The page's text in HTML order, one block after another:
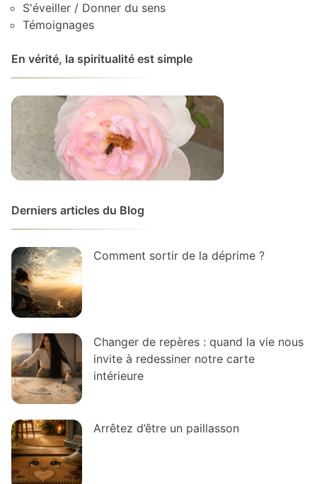
S'éveiller / Donner du sens
Témoignages
En vérité, la spiritualité est simple
Derniers articles du Blog
Comment sortir de la déprime ?
Changer de repères : quand la vie nous
invite à redessiner notre carte
intérieure
Arrêtez d’être un paillasson